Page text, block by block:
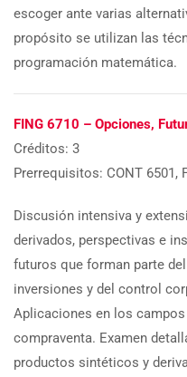
escoger ante varias
propósito se utilizan las
programación matemática.
FING 6710 – Opciones,
Créditos: 3
Prerrequisitos: CONT 6501,
Discusión intensiva y
derivados, perspectivas e
futuros que forman parte
inversiones y del control
Aplicaciones en los
compraventa. Examen
productos sintéticos y